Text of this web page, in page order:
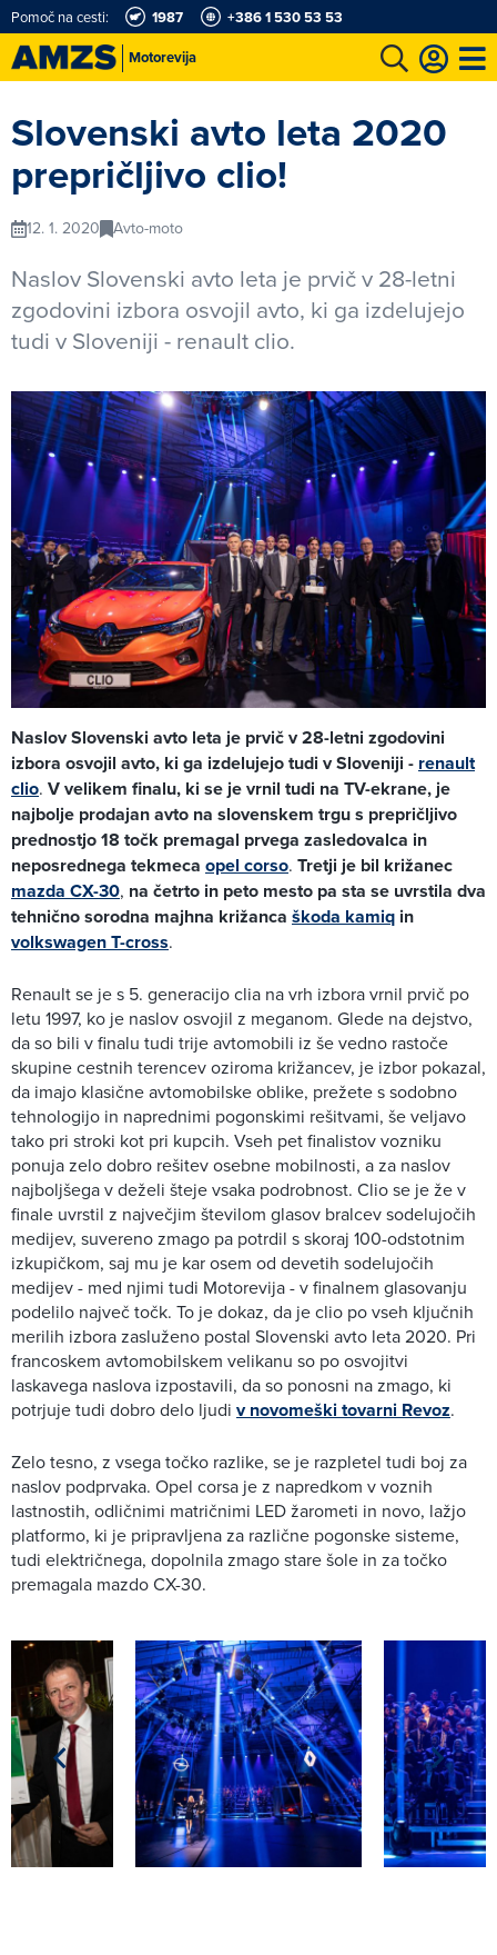
Motorevija
Pomoč na cesti: 1987 +386 1 530 53 53
Slovenski avto leta 2020
prepričljivo clio!
12. 1. 2020 Avto-moto
Naslov Slovenski avto leta je prvič v 28-letni
zgodovini izbora osvojil avto, ki ga izdelujejo
tudi v Sloveniji - renault clio.
Naslov Slovenski avto leta je prvič v 28-letni zgodovini
izbora osvojil avto, ki ga izdelujejo tudi v Sloveniji - renault
clio. V velikem finalu, ki se je vrnil tudi na TV-ekrane, je
najbolje prodajan avto na slovenskem trgu s prepričljivo
prednostjo 18 točk premagal prvega zasledovalca in
neposrednega tekmeca opel corso. Tretji je bil križanec
mazda CX-30, na četrto in peto mesto pa sta se uvrstila dva
tehnično sorodna majhna križanca škoda kamiq in
volkswagen T-cross.
Renault se je s 5. generacijo clia na vrh izbora vrnil prvič po
letu 1997, ko je naslov osvojil z meganom. Glede na dejstvo,
da so bili v finalu tudi trije avtomobili iz še vedno rastoče
skupine cestnih terencev oziroma križancev, je izbor pokazal,
da imajo klasične avtomobilske oblike, prežete s sodobno
tehnologijo in naprednimi pogonskimi rešitvami, še veljavo
tako pri stroki kot pri kupcih. Vseh pet finalistov vozniku
ponuja zelo dobro rešitev osebne mobilnosti, a za naslov
najboljšega v deželi šteje vsaka podrobnost. Clio se je že v
finale uvrstil z največjim številom glasov bralcev sodelujočih
medijev, suvereno zmago pa potrdil s skoraj 100-odstotnim
izkupičkom, saj mu je kar osem od devetih sodelujočih
medijev - med njimi tudi Motorevija - v finalnem glasovanju
podelilo največ točk. To je dokaz, da je clio po vseh ključnih
merilih izbora zasluženo postal Slovenski avto leta 2020. Pri
francoskem avtomobilskem velikanu so po osvojitvi
laskavega naslova izpostavili, da so ponosni na zmago, ki
potrjuje tudi dobro delo ljudi v novomeški tovarni Revoz.
Zelo tesno, z vsega točko razlike, se je razpletel tudi boj za
naslov podprvaka. Opel corsa je z napredkom v voznih
lastnostih, odličnimi matričnimi LED žarometi in novo, lažjo
platformo, ki je pripravljena za različne pogonske sisteme,
tudi električnega, dopolnila zmago stare šole in za točko
premagala mazdo CX-30.